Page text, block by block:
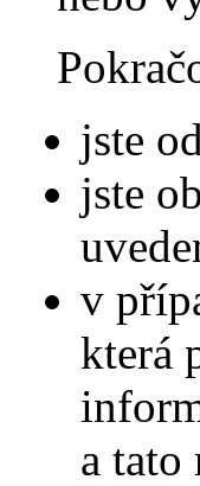
jste
jste
v
která
a tato